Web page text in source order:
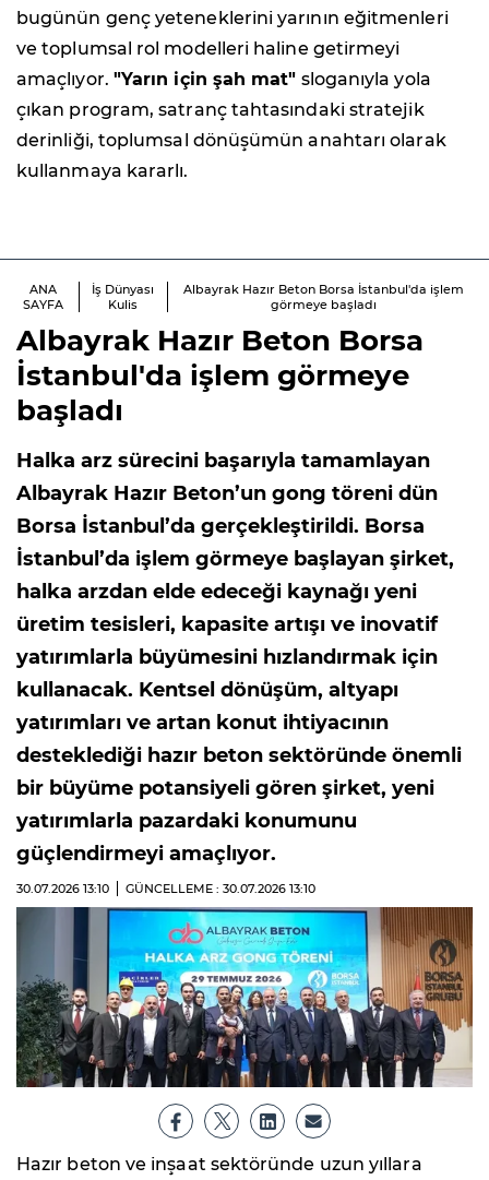
bugünün genç yeteneklerini yarının eğitmenleri
ve toplumsal rol modelleri haline getirmeyi
amaçlıyor. "Yarın için şah mat" sloganıyla yola
çıkan program, satranç tahtasındaki stratejik
derinliği, toplumsal dönüşümün anahtarı olarak
kullanmaya kararlı.
ANA
SAYFA
İş Dünyası
Kulis
Albayrak Hazır Beton Borsa İstanbul'da işlem
görmeye başladı
Albayrak Hazır Beton Borsa
İstanbul'da işlem görmeye
başladı
Halka arz sürecini başarıyla tamamlayan
Albayrak Hazır Beton’un gong töreni dün
Borsa İstanbul’da gerçekleştirildi. Borsa
İstanbul’da işlem görmeye başlayan şirket,
halka arzdan elde edeceği kaynağı yeni
üretim tesisleri, kapasite artışı ve inovatif
yatırımlarla büyümesini hızlandırmak için
kullanacak. Kentsel dönüşüm, altyapı
yatırımları ve artan konut ihtiyacının
desteklediği hazır beton sektöründe önemli
bir büyüme potansiyeli gören şirket, yeni
yatırımlarla pazardaki konumunu
güçlendirmeyi amaçlıyor.
30.07.2026 13:10 GÜNCELLEME : 30.07.2026 13:10
Hazır beton ve inşaat sektöründe uzun yıllara